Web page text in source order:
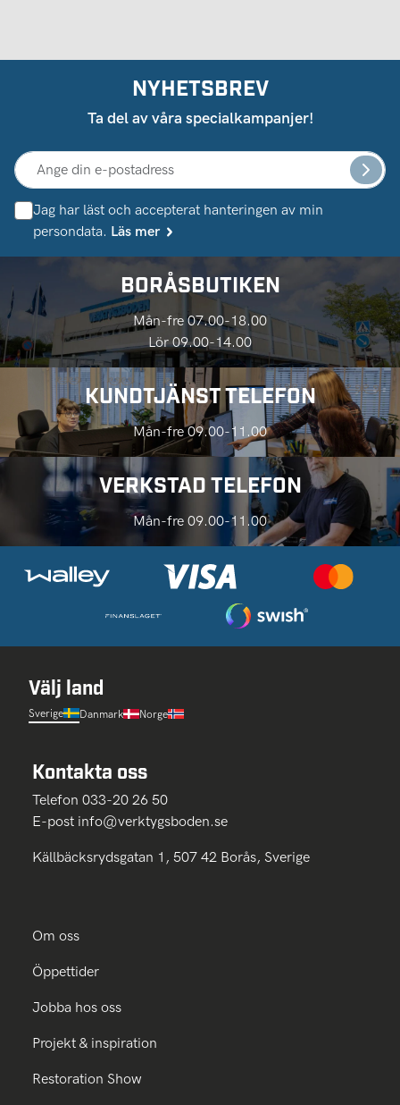
NYHETSBREV
Ta del av våra specialkampanjer!
Jag har läst och accepterat hanteringen av min
persondata. Läs mer
BORÅSBUTIKEN
Mån-fre 07.00-18.00
Lör 09.00-14.00
KUNDTJÄNST TELEFON
Mån-fre 09.00-11.00
VERKSTAD TELEFON
Mån-fre 09.00-11.00
Välj land
Sverige Danmark Norge
Kontakta oss
Telefon 033-20 26 50
E-post info@verktygsboden.se
Källbäcksrydsgatan 1, 507 42 Borås, Sverige
Om oss
Öppettider
Jobba hos oss
Projekt & inspiration
Restoration Show